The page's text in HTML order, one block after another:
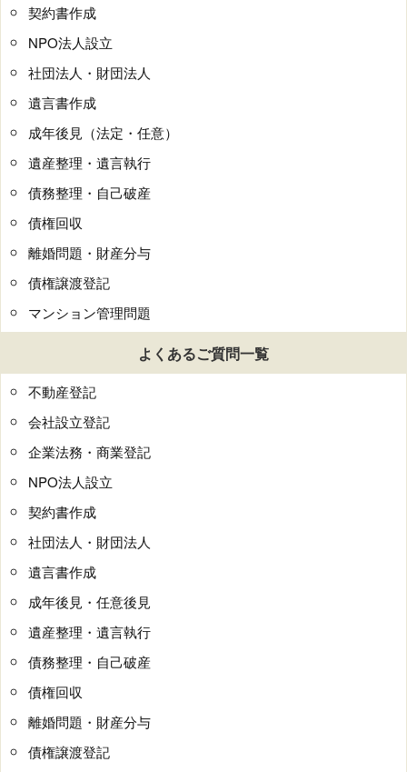
契約書作成
NPO法人設立
社団法人・財団法人
遺言書作成
成年後見（法定・任意）
遺産整理・遺言執行
債務整理・自己破産
債権回収
離婚問題・財産分与
債権譲渡登記
マンション管理問題
よくあるご質問一覧
不動産登記
会社設立登記
企業法務・商業登記
NPO法人設立
契約書作成
社団法人・財団法人
遺言書作成
成年後見・任意後見
遺産整理・遺言執行
債務整理・自己破産
債権回収
離婚問題・財産分与
債権譲渡登記